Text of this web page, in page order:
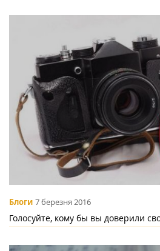
Блоги 7 березня 2016
Голосуйте, кому бы вы доверили